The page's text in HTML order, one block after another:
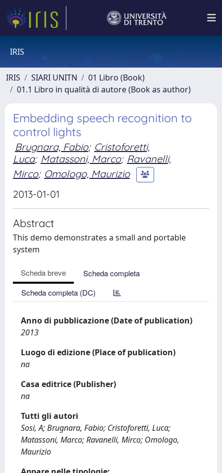
IRIS
IRIS SIARI UNITN
01 Libro (Book)
01.1 Libro in qualità di autore (Book as author)
Embedding speech recognition to
control lights
Brugnara, Fabio; Cristoforetti,
Luca; Matassoni, Marco; Ravanelli,
Mirco; Omologo, Maurizio
2013-01-01
Abstract
This demo demonstrates a small and portable
system
Scheda breve
Scheda completa
Scheda completa (DC)
Anno di pubblicazione (Date of publication)
2013
Luogo di edizione (Place of publication)
na
Casa editrice (Publisher)
na
Tutti gli autori
Sosi, A; Brugnara, Fabio; Cristoforetti, Luca;
Matassoni, Marco; Ravanelli, Mirco; Omologo,
Maurizio